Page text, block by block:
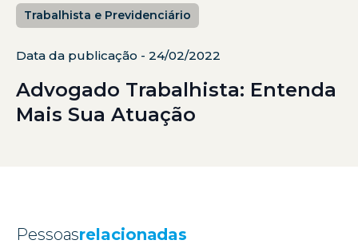
Trabalhista e Previdenciário
Data da publicação - 24/02/2022
Advogado Trabalhista: Entenda
Mais Sua Atuação
Pessoasrelacionadas